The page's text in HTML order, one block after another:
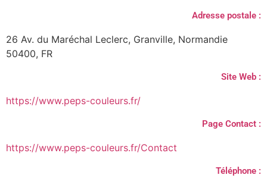
Adresse postale :
26 Av. du Maréchal Leclerc, Granville, Normandie
50400, FR
Site Web :
https://www.peps-couleurs.fr/
Page Contact :
https://www.peps-couleurs.fr/Contact
Téléphone :